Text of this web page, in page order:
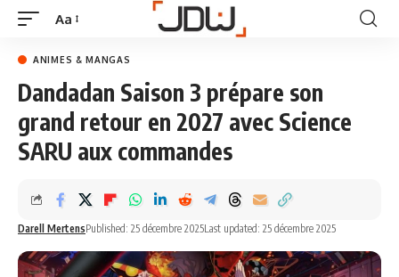
Aa
ANIMES & MANGAS
Dandadan Saison 3 prépare son
grand retour en 2027 avec Science
SARU aux commandes
Darell MertensPublished: 25 décembre 2025Last updated: 25 décembre 2025